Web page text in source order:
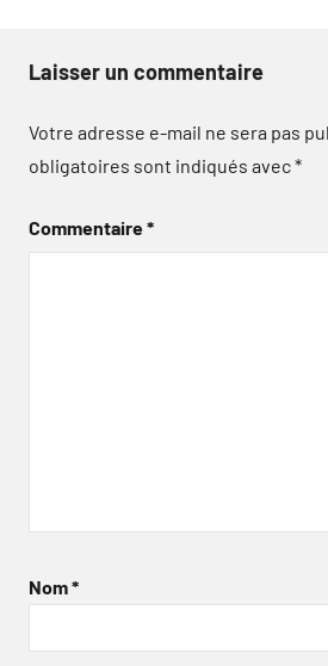
Laisser un commentaire
Votre adresse e-mail ne sera pas
obligatoires sont indiqués avec*
Commentaire*
Nom*